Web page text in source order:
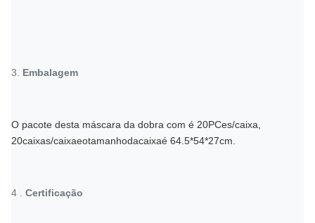
3. Embalagem
O pacote desta máscara da dobra com é 20PCes/caixa,
20caixas/caixaeotamanhodacaixaé 64.5*54*27cm.
4 . Certificação